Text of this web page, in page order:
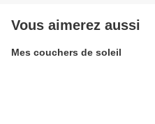
Vous aimerez aussi
Mes couchers de soleil